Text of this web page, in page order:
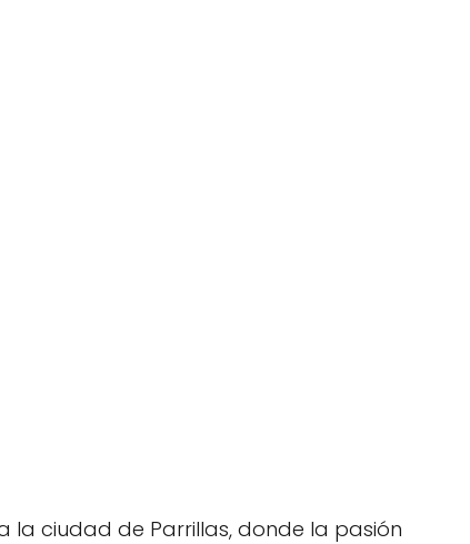
la ciudad de Parrillas, donde la pasión